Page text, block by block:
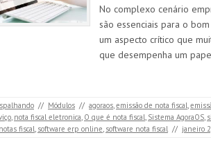
No complexo cenário
são essenciais para o
um aspecto crítico que
que desempenha um
// Módulos // agoraos,emissão de nota fiscal,
, nota fiscal eletronica, O que é nota fiscal, Sistema AgoraOS,
fiscal, software erp online, software nota fiscal // janeiro